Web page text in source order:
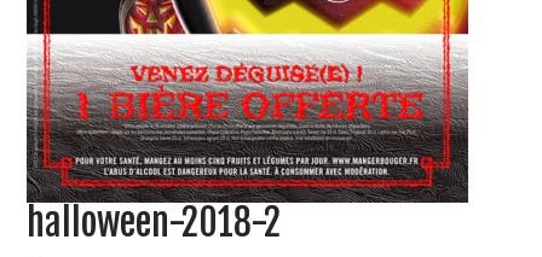
halloween-2018-2